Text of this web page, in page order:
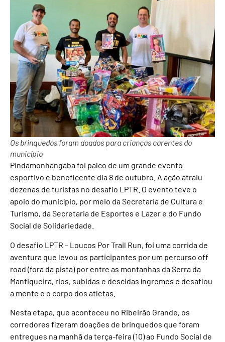
Os brinquedos foram doados para crianças carentes do
município
Pindamonhangaba foi palco de um grande evento
esportivo e beneficente dia 8 de outubro. A ação atraiu
dezenas de turistas no desafio LPTR. O evento teve o
apoio do município, por meio da Secretaria de Cultura e
Turismo, da Secretaria de Esportes e Lazer e do Fundo
Social de Solidariedade.
O desafio LPTR – Loucos Por Trail Run, foi uma corrida de
aventura que levou os participantes por um percurso off
road (fora da pista) por entre as montanhas da Serra da
Mantiqueira, rios, subidas e descidas íngremes e desafiou
a mente e o corpo dos atletas.
Nesta etapa, que aconteceu no Ribeirão Grande, os
corredores fizeram doações de brinquedos que foram
entregues na manhã da terça-feira (10) ao Fundo Social de